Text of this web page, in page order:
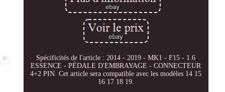
Spécificités de l'article : 2014 - 2019 - MK1 - F15 - 1.6
ESSENCE - PÉDALE D'EMBRAYAGE - CONNECTEUR
4+2 PIN. Cet article sera compatible avec les modèles 14 15
16 17 18 19.